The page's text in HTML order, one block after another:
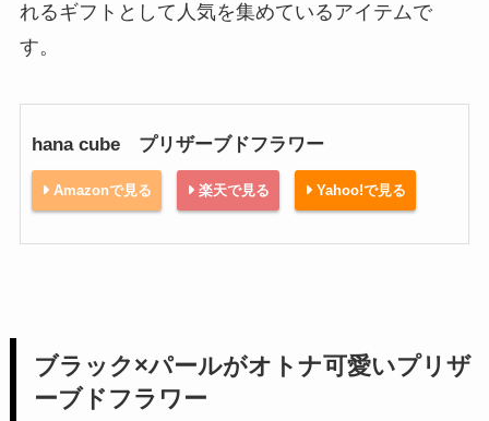
れるギフトとして人気を集めているアイテムで
す。
hana cube プリザーブドフラワー
Amazonで見る 楽天で見る Yahoo!で見る
ブラック×パールがオトナ可愛いプリザ
ーブドフラワー